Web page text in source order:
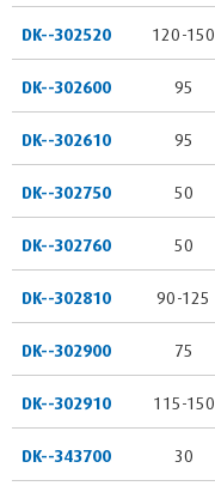
DK--302520
120-150
DK--302600
95
DK--302610
95
DK--302750
50
DK--302760
50
DK--302810
90-125
DK--302900
75
DK--302910
115-150
DK--343700
30